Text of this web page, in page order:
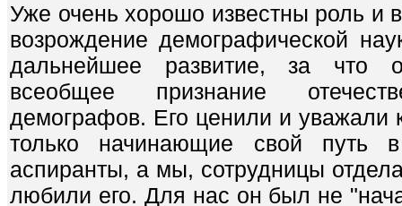
Уже очень хорошо известны роль и
возрождение демографической
дальнейшее развитие, за что
всеобщее признание
демографов. Его ценили и уважали
только начинающие свой путь
аспиранты, а мы, сотрудницы
любили его. Для нас он был не